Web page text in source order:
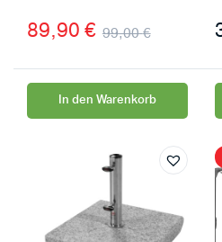
99,00€
89,90 €
In den Warenkorb